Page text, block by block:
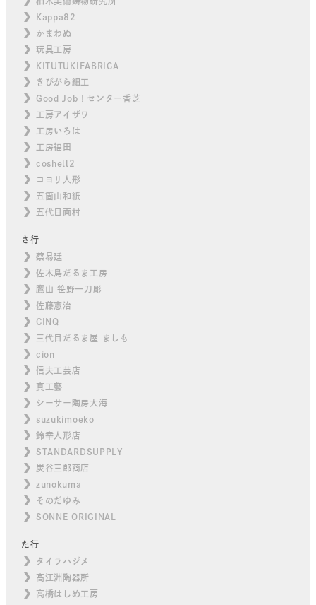
Kappa82
かまわぬ
玩具工房
KITUTUKIFABRICA
きびがら細工
Good Job！センター香芝
工房アイザワ
工房いろは
工房福田
coshell2
コヨリ人形
五箇山和紙
五代目両村
さ行
蔡易廷
佐木島だるま工房
鷹山 笹野一刀彫
佐藤憲治
CINQ
三代目だるま屋 ましも
cion
信夫工芸店
真工藝
シーサー陶房大海
suzukimoeko
鈴幸人形店
STANDARDSUPPLY
炭谷三郎商店
zunokuma
そのだゆみ
SONNE ORIGINAL
た行
タイラハジメ
高江洲陶器所
高橋はしめ工房